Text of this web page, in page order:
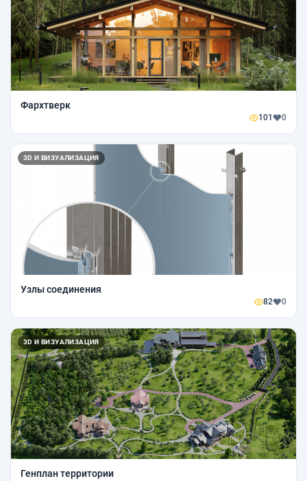
Фархтверк
101 0
3D И ВИЗУАЛИЗАЦИЯ
Узлы соединения
82 0
3D И ВИЗУАЛИЗАЦИЯ
Генплан территории